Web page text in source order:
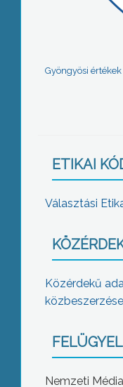
Gyöngyösi
ETIKAI
Választási
Közérdekű
Nemzeti